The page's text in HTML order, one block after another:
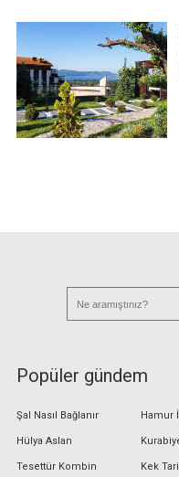
Popüler gündem
Şal Nasıl Bağlanır
Hülya Aslan
Tesettür Kombin
Hamur
Kek